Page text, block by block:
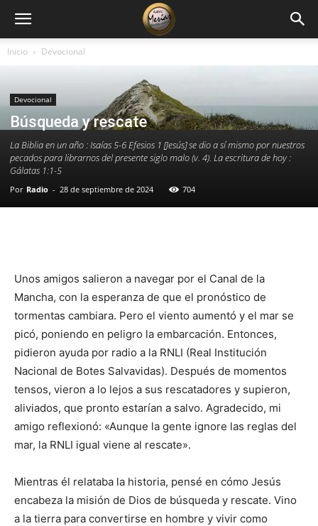
Inicio Devocional
Devocional
Búsqueda y rescate
La Biblia en un año : Isaías 5-6 Efesios 1 [Jesús] se dio a sí mismo por nuestros
pecados para librarnos del presente siglo malo (v. 4). La escritura de hoy :
Gálatas 1:1-5
Por Radio - 28 de septiembre de 2024 704
Unos amigos salieron a navegar por el Canal de la
Mancha, con la esperanza de que el pronóstico de
tormentas cambiara. Pero el viento aumentó y el mar se
picó, poniendo en peligro la embarcación. Entonces,
pidieron ayuda por radio a la RNLI (Real Institución
Nacional de Botes Salvavidas). Después de momentos
tensos, vieron a lo lejos a sus rescatadores y supieron,
aliviados, que pronto estarían a salvo. Agradecido, mi
amigo reflexionó: «Aunque la gente ignore las reglas del
mar, la RNLI igual viene al rescate».
Mientras él relataba la historia, pensé en cómo Jesús
encabeza la misión de Dios de búsqueda y rescate. Vino
a la tierra para convertirse en hombre y vivir como